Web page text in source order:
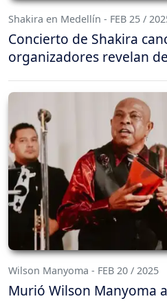
Shakira en Medellín - FEB 25 /
Concierto de Shakira
organizadores revelan
Wilson Manyoma - FEB 20 / 2025
Murió Wilson Manyoma